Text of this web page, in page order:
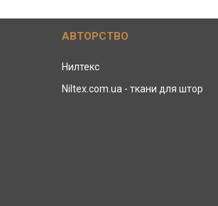
АВТОРСТВО
Нилтекс
Niltex.com.ua - ткани для штор